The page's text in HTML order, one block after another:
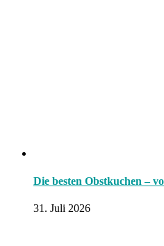
Die besten Obstkuchen –
31. Juli 2026